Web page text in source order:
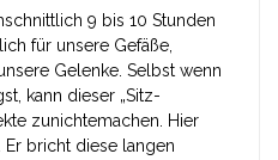
9 bis 10 Stunden
für unsere Gefäße,
Gelenke. Selbst wenn
kann dieser „Sitz-
zunichtemachen. Hier
bricht diese langen